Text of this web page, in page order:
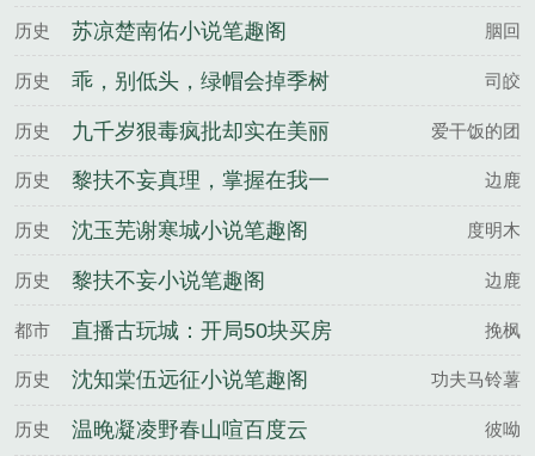
版
历史 苏凉楚南佑小说笔趣阁 胭回
历史
乖，别低头，绿帽会掉季树
宋涧雪全文完整版
司皎
历史
九千岁狠毒疯批却实在美丽
谢玉霍寒全文完整版
爱干饭的团
历史
黎扶不妄真理，掌握在我一
剑之内百度云
边鹿
历史 沈玉芜谢寒城小说笔趣阁 度明木
历史 黎扶不妄小说笔趣阁 边鹿
都市
直播古玩城：开局50块买房
买车！
挽枫
历史 沈知棠伍远征小说笔趣阁 功夫马铃薯
历史 温晚凝凌野春山喧百度云 彼呦